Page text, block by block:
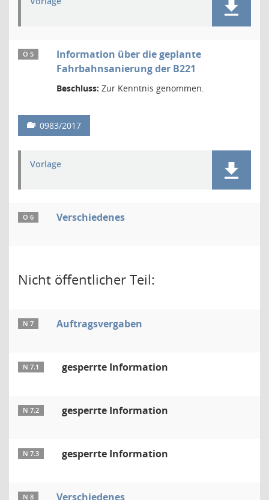
Ö 5
Information über die geplante
Fahrbahnsanierung der B221
Beschluss: Zur Kenntnis genommen.
0983/2017
Vorlage
Ö 6 Verschiedenes
Nicht öffentlicher Teil:
N 7 Auftragsvergaben
N 7.1 gesperrte Information
N 7.2 gesperrte Information
N 7.3 gesperrte Information
N 8 Verschiedenes